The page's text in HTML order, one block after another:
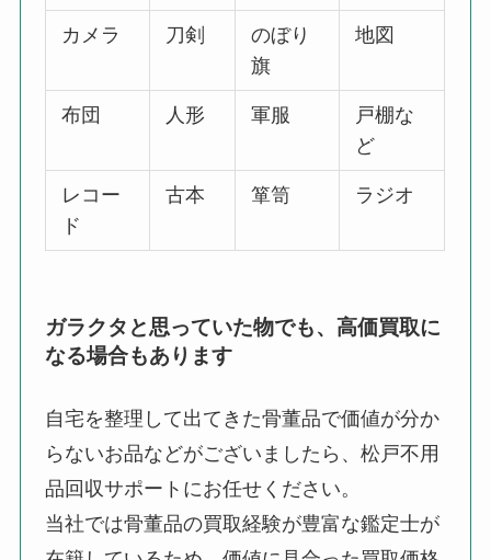
カメラ 刀剣
のぼり
旗
地図
布団 人形 軍服
戸棚な
ど
レコー
ド
古本 箪笥 ラジオ
ガラクタと思っていた物でも、高価買取に
なる場合もあります
自宅を整理して出てきた骨董品で価値が分か
らないお品などがございましたら、松戸不用
品回収サポートにお任せください。
当社では骨董品の買取経験が豊富な鑑定士が